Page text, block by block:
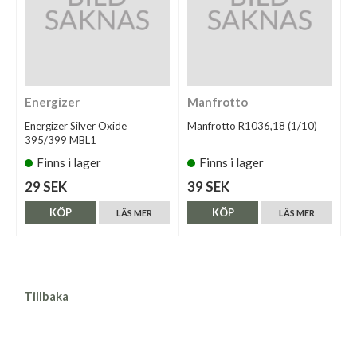
Energizer
Energizer Silver Oxide
395/399 MBL1
Finns i lager
29 SEK
LÄS MER
KÖP
Manfrotto
Manfrotto R1036,18 (1/10)
Finns i lager
39 SEK
LÄS MER
KÖP
Tillbaka